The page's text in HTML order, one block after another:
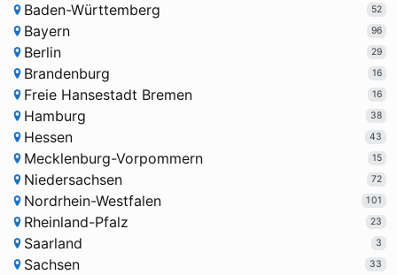
Baden-Württemberg
52
Bayern 96
Berlin 29
Brandenburg 16
Freie Hansestadt Bremen 16
Hamburg 38
Hessen 43
Mecklenburg-Vorpommern 15
Niedersachsen 72
Nordrhein-Westfalen 101
Rheinland-Pfalz 23
Saarland 3
Sachsen 33